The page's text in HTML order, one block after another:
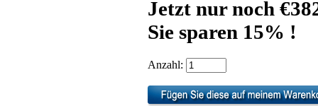
Jetzt nur noch
Sie sparen 15% !
Anzahl: